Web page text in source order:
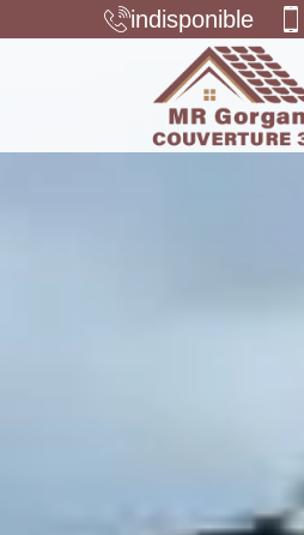
indisponible